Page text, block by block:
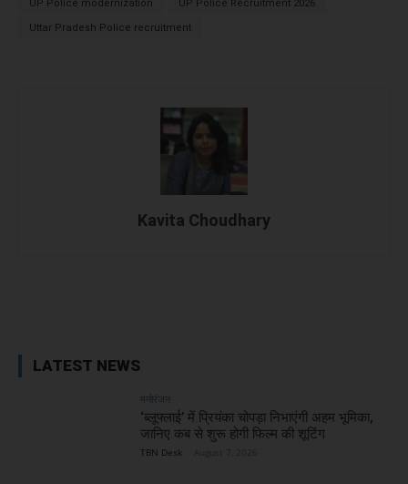
UP Police modernization UP Police Recruitment 2026
Uttar Pradesh Police recruitment
Kavita Choudhary
LATEST NEWS
मनोरंजन
‘ब्लूफ्लाई’ में प्रियंका चोपड़ा निभाएंगी अहम भूमिका,
जानिए कब से शुरू होगी फिल्म की शूटिंग
TBN Desk